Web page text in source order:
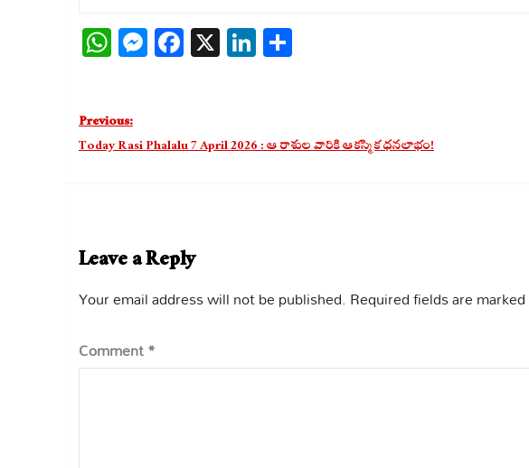
WhatsApp
Messenger
Facebook
X LinkedIn
Post
navigation
Previous:
Today Rasi Phalalu 7 April 2026 : ఆ రాశుల వారికి ఆకస్మిక ధనలాభం!
Leave a Reply
Your email address will not be published. Required fields are marked
Comment*